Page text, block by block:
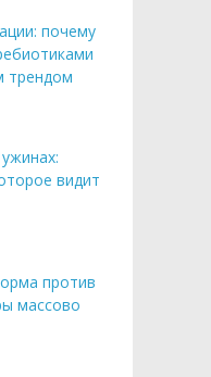
почему
трендом
видит
против
массово